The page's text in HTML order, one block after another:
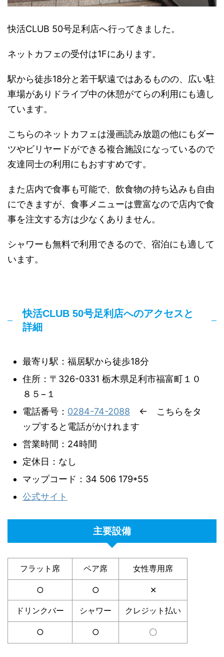
快活CLUB 50号足利店へ行ってきました。
ネットカフェの受付は1Fにあります。
駅から徒歩18分と若干駅遠ではあるものの、広い駐
車場がありドライブ中の休憩がてらの利用にも適し
ています。
こちらのネットカフェは漫画読み放題の他にもダー
ツやビリヤードができる複合施設になっているので
友達同士の利用にもおすすめです。
また店内で食事も可能で、飲食物の持ち込みも自由
にできますが、食事メニューは豊富なので店内で食
事を注文する方は少なくありません。
シャワーも無料で利用できるので、宿泊にも適して
います。
快活CLUB 50号足利店へのアクセスと
詳細
最寄り駅：福居駅から徒歩18分
住所：〒326-0331 栃木県足利市福富町１０
８５−１
電話番号： 0284-74-2088 ← こちらをタ
ップすると電話がかけれます
営業時間：24時間
定休日：なし
マップコード：34 506 179*55
公式サイト
主要設備
フラット席 ペア席 女性専用席
○ ○ ✕
ドリンクバー シャワー クレジット払い
○ ○ 〇